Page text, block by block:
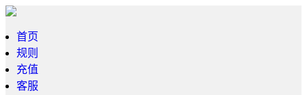
首页
规则
充值
客服